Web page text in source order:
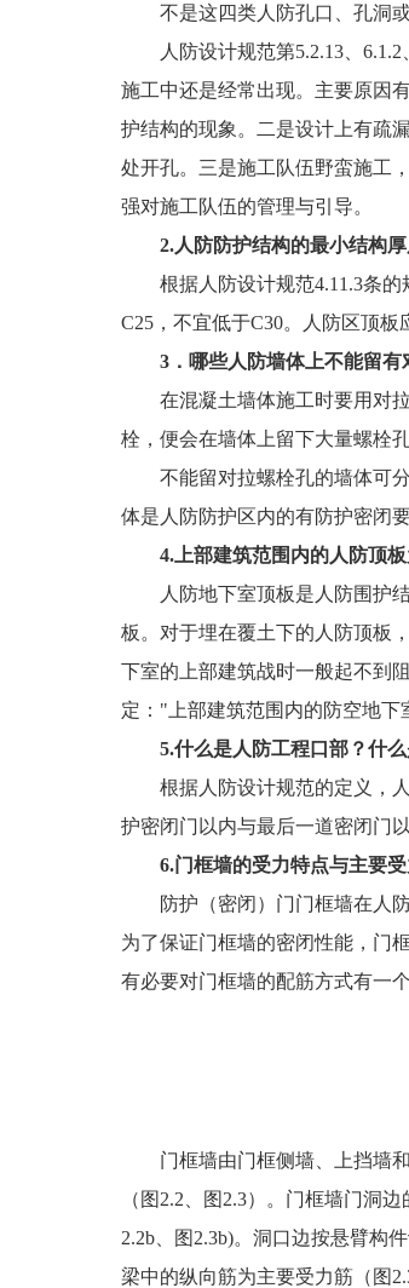
不是这四类人防孔口、孔洞
人防设计规范第5.2.13、
施工中还是经常出现。主要原因
护结构的现象。二是设计上有疏
处开孔。三是施工队伍野蛮施工
强对施工队伍的管理与引导。
2.人防防护结构的最小结构
根据人防设计规范4.11.3条的
C25，不宜低于C30。人防区顶板
3．哪些人防墙体上不能留有
在混凝土墙体施工时要用对
栓，便会在墙体上留下大量螺栓
不能留对拉螺栓孔的墙体可
体是人防防护区内的有防护密闭
4.上部建筑范围内的人防顶
人防地下室顶板是人防围护
板。对于埋在覆土下的人防顶板
下室的上部建筑战时一般起不到
定："上部建筑范围内的防空地
5.什么是人防工程口部？什
根据人防设计规范的定义，
护密闭门以内与最后一道密闭门
6.门框墙的受力特点与主要
防护（密闭）门门框墙在人
为了保证门框墙的密闭性能，门
有必要对门框墙的配筋方式有一
门框墙由门框侧墙、上挡墙
（图2.2、图2.3）。门框墙门洞
2.2b、图2.3b)。洞口边按悬臂构
梁中的纵向筋为主要受力筋（图